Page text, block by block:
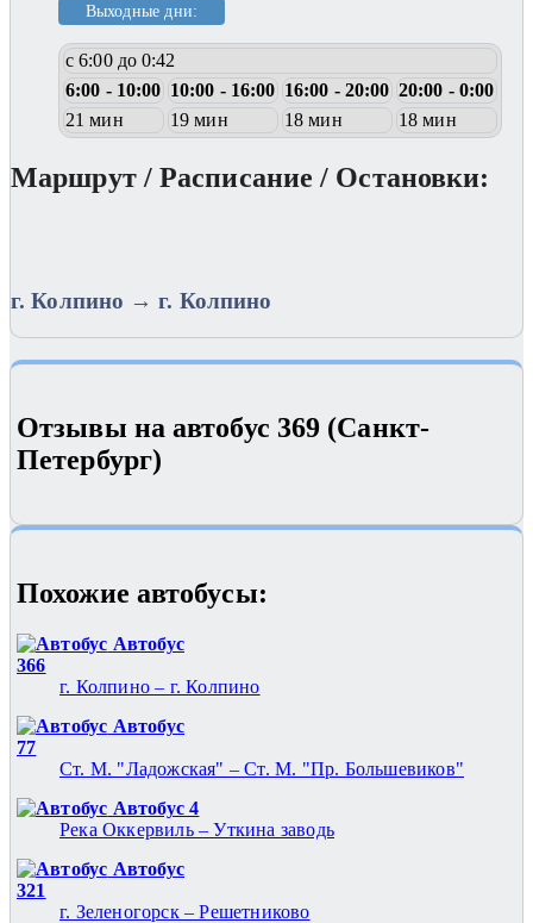
Выходные дни:
с 6:00 до 0:42
6:00 - 10:00 10:00 - 16:00 16:00 - 20:00 20:00 - 0:00
21 мин
19 мин 18 мин 18 мин
Маршрут / Расписание / Остановки:
г. Колпино → г. Колпино
Отзывы на автобус 369 (Санкт-
Петербург)
Похожие автобуcы:
Автобус
366
г. Колпино – г. Колпино
Автобус
77
Ст. М. "Ладожская" – Ст. М. "Пр. Большевиков"
Автобус 4
Река Оккервиль – Уткина заводь
Автобус
321
г. Зеленогорск – Решетниково